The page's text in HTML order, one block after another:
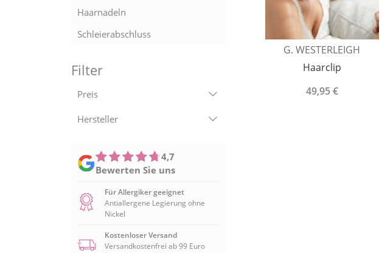
Haarnadeln
Schleierabschluss
Filter
Preis
Hersteller
4,7
Bewerten Sie uns
Für Allergiker geeignet
Antiallergene Legierung ohne
Nickel
Kostenloser Versand
Versandkostenfrei ab 99 Euro
G. WESTERLEIGH
Haarclip
49,95 €